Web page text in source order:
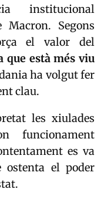
institucional
Segons
el valor del
que està més viu
ha volgut fer
clau.
les xiulades
funcionament
es va
el poder